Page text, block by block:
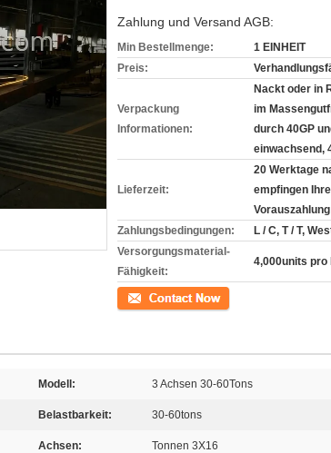
Zahlung und Versand AGB:
Min Bestellmenge:
1 EINHEIT
Preis:
Verpackung
Informationen:
Nackt oder in
im
durch 40GP
einwachsend,
Lieferzeit:
20 Werktage
empfingen Ihre
Vorauszahlung
Zahlungsbedingungen:
L / C, T / T,
Versorgungsmaterial-
Fähigkeit:
4,000units pro
Kontakt
Modell: 3 Achsen 30-60Tons
Belastbarkeit: 30-60tons
Achsen: Tonnen 3X16